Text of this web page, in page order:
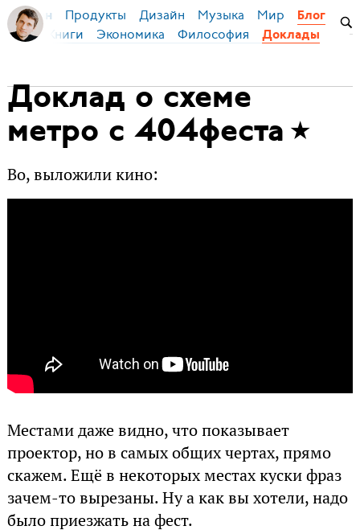
Бирман Продукты Дизайн Музыка Мир Блог
язык Книги Экономика Философия Доклады
Доклад о схеме
метро с 404феста
Во, выложили кино:
Местами даже видно, что показывает
проектор, но в самых общих чертах, прямо
скажем. Ещё в некоторых местах куски фраз
зачем-то вырезаны. Ну а как вы хотели, надо
было приезжать на фест.